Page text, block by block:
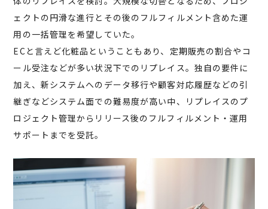
ェクトの円滑な進行とその後のフルフィルメント含めた運
用の一括管理を希望していた。
ECと言えど化粧品ということもあり、定期販売の割合やコ
ール受注などが多い状況下でのリプレイス。独自の要件に
加え、新システムへのデータ移行や顧客対応履歴などの引
継ぎなどシステム面での難易度が高い中、リプレイスのプ
ロジェクト管理からリリース後のフルフィルメント・運用
サポートまでを受託。